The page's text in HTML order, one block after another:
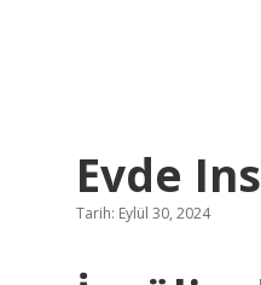
Evde
Tarih: Eylül 30, 2024